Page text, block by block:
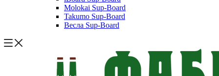
Molokai Sup-Board
Takumo Sup-Board
Весла Sup-Board